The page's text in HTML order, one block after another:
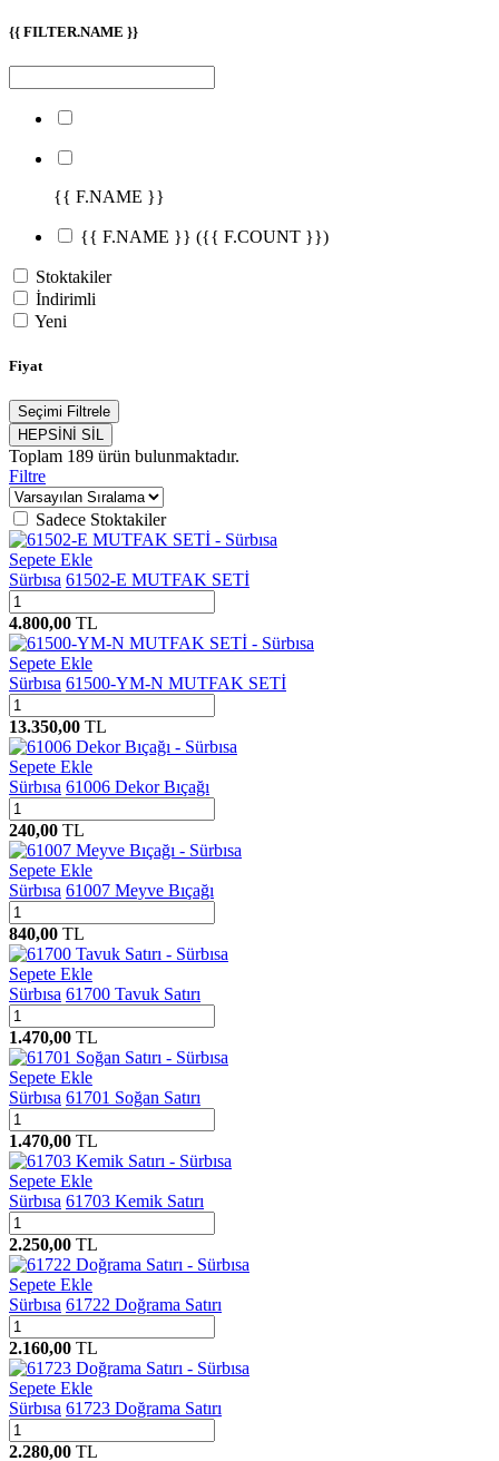
{{ FILTER.NAME }}
{{ F.NAME }}
{{ F.NAME }} ({{ F.COUNT }})
Stoktakiler
İndirimli
Yeni
Fiyat
Seçimi Filtrele
HEPSİNİ SİL
Toplam 189 ürün bulunmaktadır.
Filtre
Sadece Stoktakiler
Sepete Ekle
Sürbısa 61502-E MUTFAK SETİ
4.800,00 TL
Sepete Ekle
Sürbısa 61500-YM-N MUTFAK SETİ
13.350,00 TL
Sepete Ekle
Sürbısa 61006 Dekor Bıçağı
240,00 TL
Sepete Ekle
Sürbısa 61007 Meyve Bıçağı
840,00 TL
Sepete Ekle
Sürbısa 61700 Tavuk Satırı
1.470,00 TL
Sepete Ekle
Sürbısa 61701 Soğan Satırı
1.470,00 TL
Sepete Ekle
Sürbısa 61703 Kemik Satırı
2.250,00 TL
Sepete Ekle
Sürbısa 61722 Doğrama Satırı
2.160,00 TL
Sepete Ekle
Sürbısa 61723 Doğrama Satırı
2.280,00 TL